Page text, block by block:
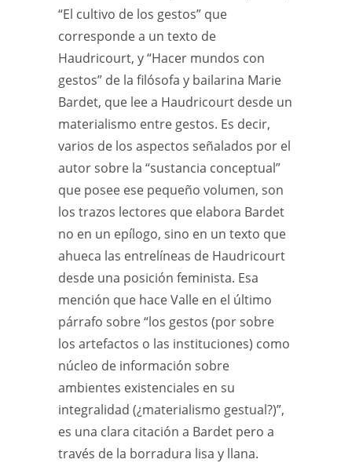
“El cultivo de los gestos” que
corresponde a un texto de
Haudricourt, y “Hacer mundos con
gestos” de la filósofa y bailarina Marie
Bardet, que lee a Haudricourt desde un
materialismo entre gestos. Es decir,
varios de los aspectos señalados por el
autor sobre la “sustancia conceptual”
que posee ese pequeño volumen, son
los trazos lectores que elabora Bardet
no en un epílogo, sino en un texto que
ahueca las entrelíneas de Haudricourt
desde una posición feminista. Esa
mención que hace Valle en el último
párrafo sobre “los gestos (por sobre
los artefactos o las instituciones) como
núcleo de información sobre
ambientes existenciales en su
integralidad (¿materialismo gestual?)”,
es una clara citación a Bardet pero a
través de la borradura lisa y llana.